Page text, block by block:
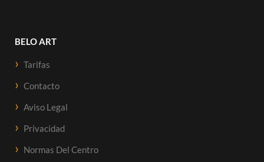
BELO ART
Tarifas
Contacto
Aviso Legal
Privacidad
Normas Del Centro